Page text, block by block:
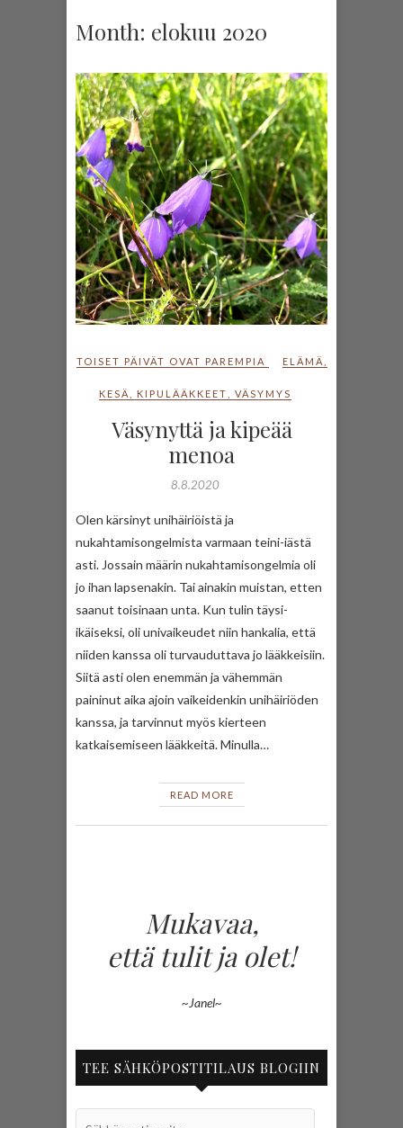
Month: elokuu 2020
TOISET PÄIVÄT OVAT PAREMPIA ELÄMÄ
KESÄ KIPULÄÄKKEET VÄSYMYS
Väsynyttä ja kipeää
menoa
8.8.2020
Olen kärsinyt unihäiriöistä ja
nukahtamisongelmista varmaan teini-iästä
asti. Jossain määrin nukahtamisongelmia oli
jo ihan lapsenakin. Tai ainakin muistan, etten
saanut toisinaan unta. Kun tulin täysi-
ikäiseksi, oli univaikeudet niin hankalia, että
niiden kanssa oli turvauduttava jo lääkkeisiin.
Siitä asti olen enemmän ja vähemmän
paininut aika ajoin vaikeidenkin unihäiriöden
kanssa, ja tarvinnut myös kierteen
katkaisemiseen lääkkeitä. Minulla…
READ MORE
Mukavaa,
että tulit ja olet!
~Janel~
TEE SÄHKÖPOSTITILAUS BLOGIIN